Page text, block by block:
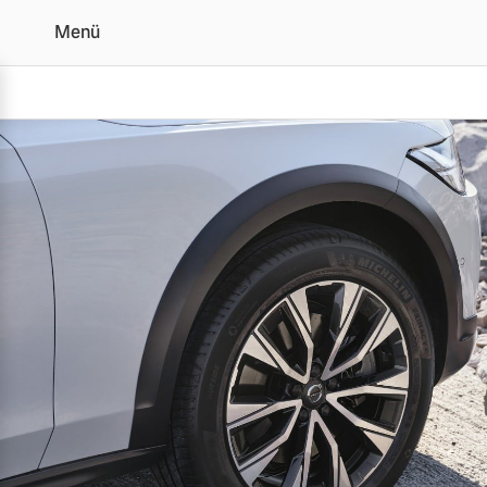
Volvo Reifengarantie -
Menü
Plug-in Hybrid
3 Modelle